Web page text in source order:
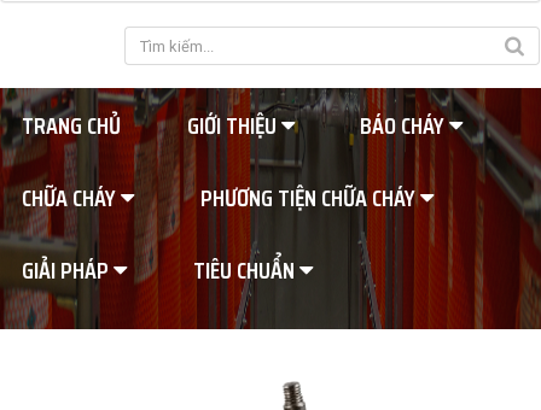
TRANG CHỦ GIỚI THIỆU
BÁO CHÁY
CHỮA CHÁY
PHƯƠNG TIỆN CHỮA CHÁY
GIẢI PHÁP
TIÊU CHUẨN